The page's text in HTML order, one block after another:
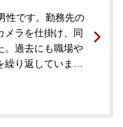
対応について不安
接見をご依頼され
性です。勤務先の
メラを仕掛け、同
。過去にも職場や
繰り返していまし
認めた後、その